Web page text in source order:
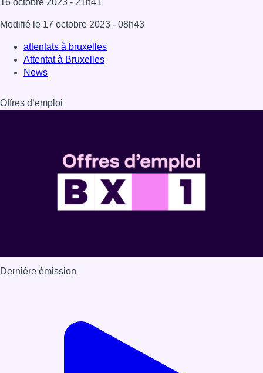
16 octobre 2023 - 21h41
Modifié le 17 octobre 2023 - 08h43
attentats à bruxelles
Attentat à Bruxelles
News
Offres d’emploi
Dernière émission